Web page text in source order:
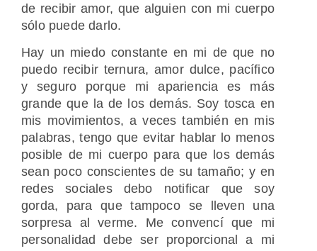
de recibir amor, que alguien con mi cuerpo
sólo puede darlo.
Hay un miedo constante en mi de que no
puedo recibir ternura, amor dulce, pacífico
y seguro porque mi apariencia es más
grande que la de los demás. Soy tosca en
mis movimientos, a veces también en mis
palabras, tengo que evitar hablar lo menos
posible de mi cuerpo para que los demás
sean poco conscientes de su tamaño; y en
redes sociales debo notificar que soy
gorda, para que tampoco se lleven una
sorpresa al verme. Me convencí que mi
personalidad debe ser proporcional a mi